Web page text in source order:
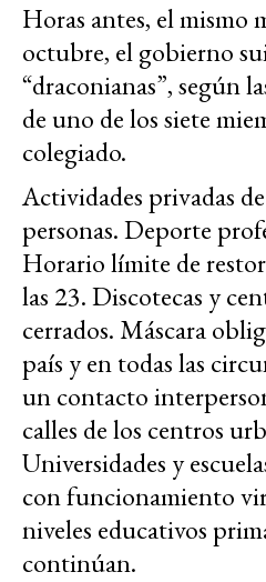
Horas antes, el mismo
octubre, el gobierno
“draconianas”, según
de uno de los siete
colegiado.
Actividades privadas
personas. Deporte
Horario límite de
las 23. Discotecas y
cerrados. Máscara
país y en todas las
un contacto
calles de los centros
Universidades y
con funcionamiento
niveles educativos
continúan.